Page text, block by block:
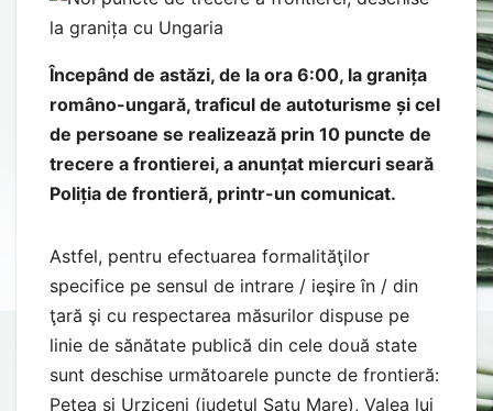
Începând de astăzi, de la ora 6:00, la granița
româno-ungară, traficul de autoturisme și cel
de persoane se realizează prin 10 puncte de
trecere a frontierei, a anunțat miercuri seară
Poliția de frontieră, printr-un comunicat.
Astfel, pentru efectuarea formalităţilor
specifice pe sensul de intrare / ieşire în / din
ţară şi cu respectarea măsurilor dispuse pe
linie de sănătate publică din cele două state
sunt deschise următoarele puncte de frontieră:
Petea și Urziceni (judeţul Satu Mare), Valea lui